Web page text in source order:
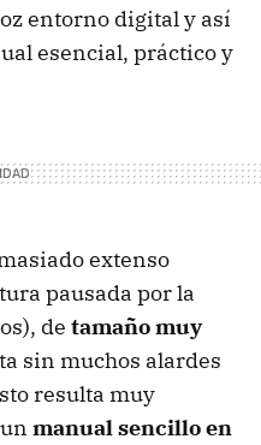
entorno digital y así
esencial, práctico y
extenso
pausada por la
de tamaño muy
sin muchos alardes
resulta muy
manual sencillo en